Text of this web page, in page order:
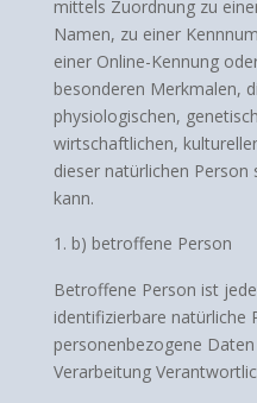
mittels Zuordnung zu
Namen, zu einer
einer Online-Kennung
besonderen Merkmalen,
physiologischen,
wirtschaftlichen,
dieser natürlichen
kann.
b) betroffene Person
Betroffene Person ist
identifizierbare natürliche
personenbezogene
Verarbeitung